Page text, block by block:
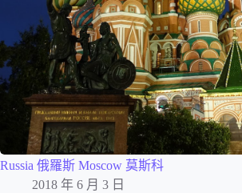
Russia 俄羅斯 Moscow 莫斯科
2018 年 6 月 3 日